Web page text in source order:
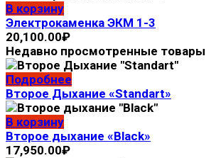
В корзину
Электрокаменка ЭКМ 1-3
20,100.00₽
Недавно просмотренные товары
Подробнее
Второе Дыхание «Standart»
В корзину
Второе дыхание «Black»
17,950.00₽